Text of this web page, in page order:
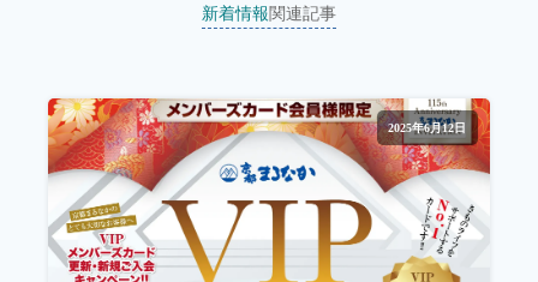
新着情報関連記事
2025年6月12日